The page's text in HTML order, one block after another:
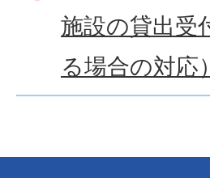
施設の貸出受
る場合の対応）